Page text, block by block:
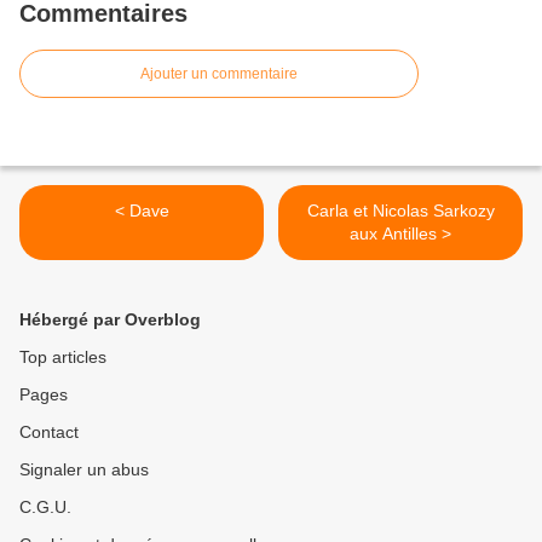
Commentaires
Ajouter un commentaire
< Dave
Carla et Nicolas Sarkozy
aux Antilles >
Hébergé par Overblog
Top articles
Pages
Contact
Signaler un abus
C.G.U.